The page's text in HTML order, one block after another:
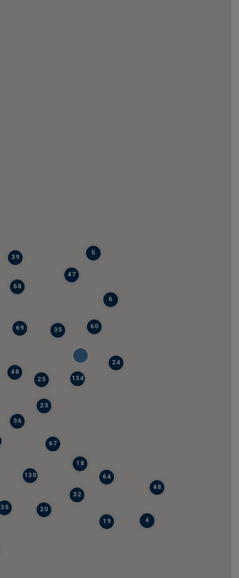
48
39
64
67
36
130
69
134
23
68
35
35
19
47
48
60
18
32
20
24
6
25
5
4